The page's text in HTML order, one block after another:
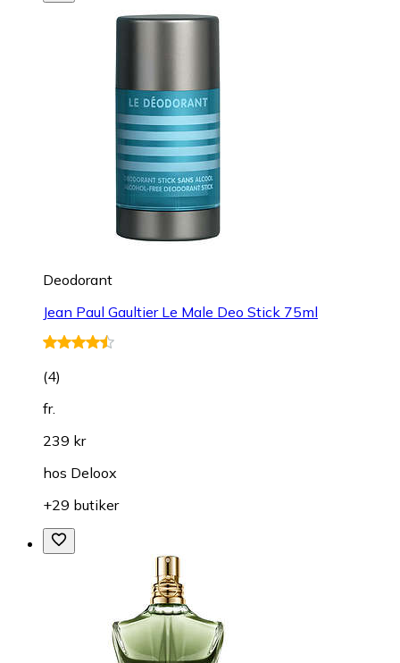
Deodorant
Jean Paul Gaultier Le Male Deo Stick 75ml
(4)
fr.
239 kr
hos Deloox
+29 butiker